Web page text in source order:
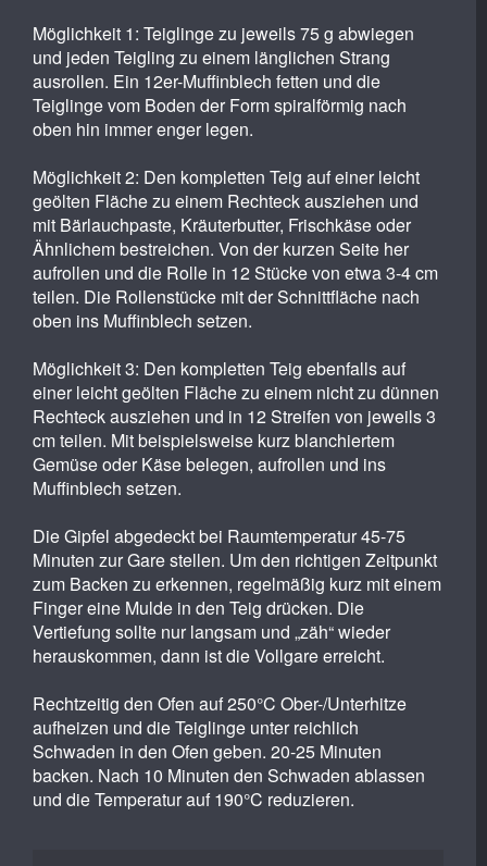
Möglichkeit 1: Teiglinge zu jeweils 75 g abwiegen
und jeden Teigling zu einem länglichen Strang
ausrollen. Ein 12er-Muffinblech fetten und die
Teiglinge vom Boden der Form spiralförmig nach
oben hin immer enger legen.
Möglichkeit 2: Den kompletten Teig auf einer leicht
geölten Fläche zu einem Rechteck ausziehen und
mit Bärlauchpaste, Kräuterbutter, Frischkäse oder
Ähnlichem bestreichen. Von der kurzen Seite her
aufrollen und die Rolle in 12 Stücke von etwa 3-4 cm
teilen. Die Rollenstücke mit der Schnittfläche nach
oben ins Muffinblech setzen.
Möglichkeit 3: Den kompletten Teig ebenfalls auf
einer leicht geölten Fläche zu einem nicht zu dünnen
Rechteck ausziehen und in 12 Streifen von jeweils 3
cm teilen. Mit beispielsweise kurz blanchiertem
Gemüse oder Käse belegen, aufrollen und ins
Muffinblech setzen.
Die Gipfel abgedeckt bei Raumtemperatur 45-75
Minuten zur Gare stellen. Um den richtigen Zeitpunkt
zum Backen zu erkennen, regelmäßig kurz mit einem
Finger eine Mulde in den Teig drücken. Die
Vertiefung sollte nur langsam und „zäh“ wieder
herauskommen, dann ist die Vollgare erreicht.
Rechtzeitig den Ofen auf 250°C Ober-/Unterhitze
aufheizen und die Teiglinge unter reichlich
Schwaden in den Ofen geben. 20-25 Minuten
backen. Nach 10 Minuten den Schwaden ablassen
und die Temperatur auf 190°C reduzieren.